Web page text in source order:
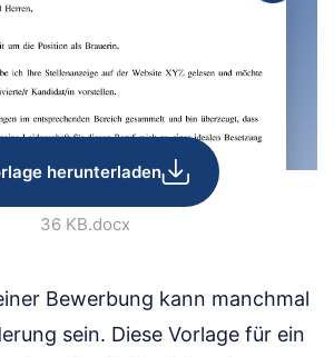
herunterladen
36 KB.docx
Bewerbung kann manchmal
sein. Diese Vorlage für ein